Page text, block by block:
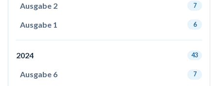
Ausgabe 2 7
Ausgabe 1 6
2024 43
Ausgabe 6 7